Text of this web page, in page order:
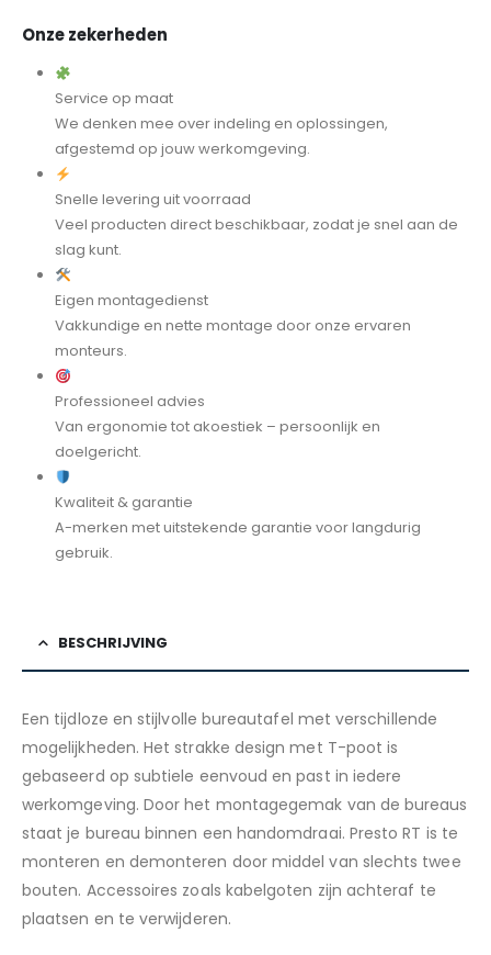
Onze zekerheden
Service op maat
We denken mee over indeling en oplossingen,
afgestemd op jouw werkomgeving.
Snelle levering uit voorraad
Veel producten direct beschikbaar, zodat je snel aan de
slag kunt.
Eigen montagedienst
Vakkundige en nette montage door onze ervaren
monteurs.
Professioneel advies
Van ergonomie tot akoestiek – persoonlijk en
doelgericht.
Kwaliteit & garantie
A-merken met uitstekende garantie voor langdurig
gebruik.
BESCHRIJVING
Een tijdloze en stijlvolle bureautafel met verschillende
mogelijkheden. Het strakke design met T-poot is
gebaseerd op subtiele eenvoud en past in iedere
werkomgeving. Door het montagegemak van de bureaus
staat je bureau binnen een handomdraai. Presto RT is te
monteren en demonteren door middel van slechts twee
bouten. Accessoires zoals kabelgoten zijn achteraf te
plaatsen en te verwijderen.